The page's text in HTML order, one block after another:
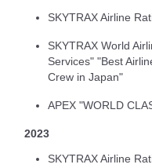
SKYTRAX Airline
SKYTRAX World
Services" "Best
Crew in Japan"
APEX "WORLD
2023
SKYTRAX Airline